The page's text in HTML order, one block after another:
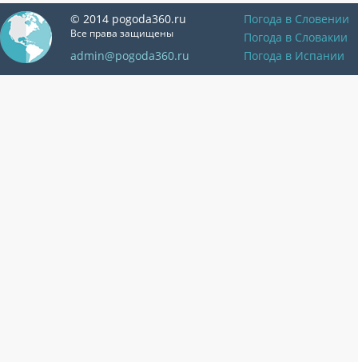
© 2014 pogoda360.ru
Все права защищены
admin@pogoda360.ru
Погода в Словении
Погода в Словакии
Погода в Испании